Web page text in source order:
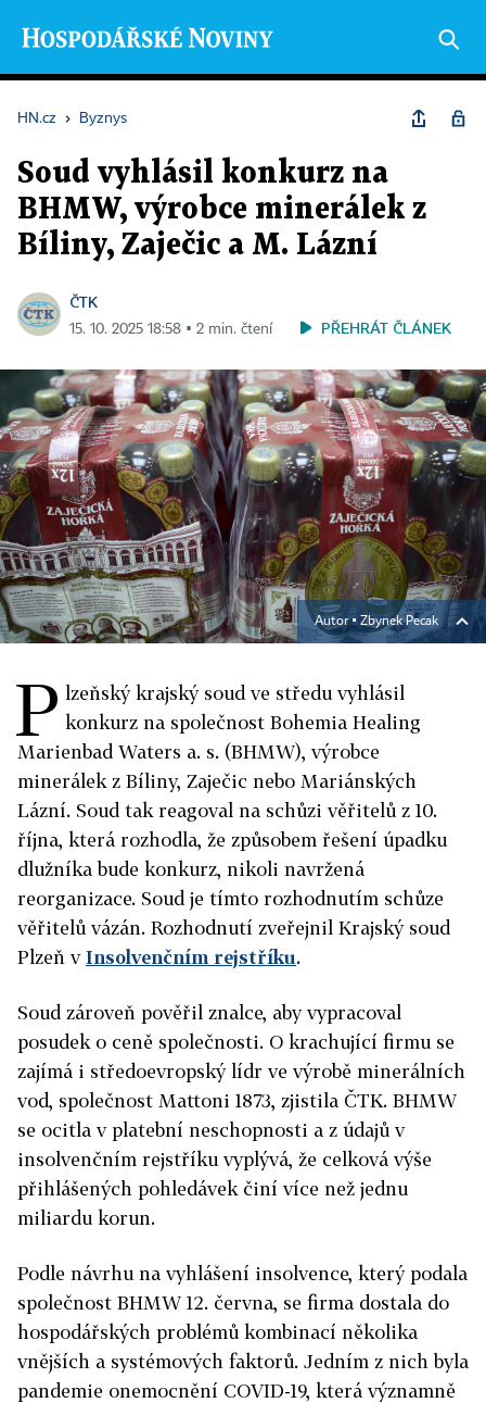
HN.cz › Byznys
Soud vyhlásil konkurz na
BHMW, výrobce minerálek z
Bíliny, Zaječic a M. Lázní
ČTK
15. 10. 2025 18:58 ▪ 2 min. čtení PŘEHRÁT ČLÁNEK
Autor ▪ Zbynek Pecak
P lzeňský krajský soud ve středu vyhlásil
konkurz na společnost Bohemia Healing
Marienbad Waters a. s. (BHMW), výrobce
minerálek z Bíliny, Zaječic nebo Mariánských
Lázní. Soud tak reagoval na schůzi věřitelů z 10.
října, která rozhodla, že způsobem řešení úpadku
dlužníka bude konkurz, nikoli navržená
reorganizace. Soud je tímto rozhodnutím schůze
věřitelů vázán. Rozhodnutí zveřejnil Krajský soud
Plzeň vInsolvenčním rejstříku.
Soud zároveň pověřil znalce, aby vypracoval
posudek o ceně společnosti. O krachující firmu se
zajímá i středoevropský lídr ve výrobě minerálních
vod, společnost Mattoni 1873, zjistila ČTK. BHMW
se ocitla v platební neschopnosti a z údajů v
insolvenčním rejstříku vyplývá, že celková výše
přihlášených pohledávek činí více než jednu
miliardu korun.
Podle návrhu na vyhlášení insolvence, který podala
společnost BHMW 12. června, se firma dostala do
hospodářských problémů kombinací několika
vnějších a systémových faktorů. Jedním z nich byla
pandemie onemocnění COVID-19, která významně